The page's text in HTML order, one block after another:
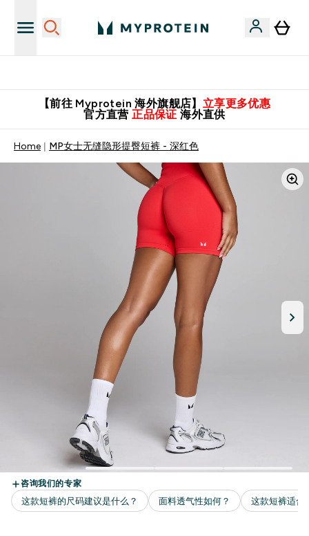
【前往 Myprotein 海外旗舰店】 立享更多优惠
官方直营 正品保证 海外直供
Home MP女士无缝隐形提臀短裤 - 深红色